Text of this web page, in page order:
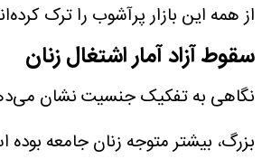
از همه این بازار پرآشوب را ترک
سقوط آزاد آمار اشتغال زنان
نگاهی به تفکیک جنسیت نشان
بزرگ، بیشتر متوجه زنان جامعه